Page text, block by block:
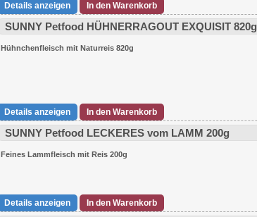
Details anzeigen In den Warenkorb
SUNNY Petfood HÜHNERRAGOUT EXQUISIT 820g
Hühnchenfleisch mit Naturreis 820g
Details anzeigen In den Warenkorb
SUNNY Petfood LECKERES vom LAMM 200g
Feines Lammfleisch mit Reis 200g
Details anzeigen In den Warenkorb